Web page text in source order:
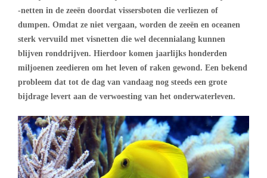
-netten in de zeeën doordat vissersboten die verliezen of
dumpen. Omdat ze niet vergaan, worden de zeeën en oceanen
sterk vervuild met visnetten die wel decennialang kunnen
blijven ronddrijven. Hierdoor komen jaarlijks honderden
miljoenen zeedieren om het leven of raken gewond. Een bekend
probleem dat tot de dag van vandaag nog steeds een grote
bijdrage levert aan de verwoesting van het onderwaterleven.